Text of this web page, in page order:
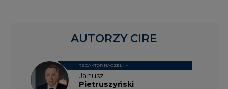
Janusz
Pietruszyński
REDAKTOR NACZELNY
AUTORZY CIRE